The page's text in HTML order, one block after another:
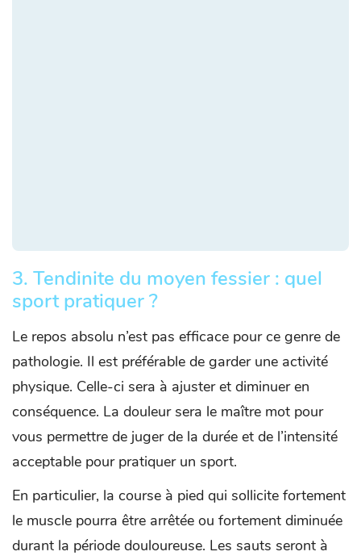
3. Tendinite du moyen fessier : quel
sport pratiquer ?
Le repos absolu n’est pas efficace pour ce genre de
pathologie. Il est préférable de garder une activité
physique. Celle-ci sera à ajuster et diminuer en
conséquence. La douleur sera le maître mot pour
vous permettre de juger de la durée et de l’intensité
acceptable pour pratiquer un sport.
En particulier, la course à pied qui sollicite fortement
le muscle pourra être arrêtée ou fortement diminuée
durant la période douloureuse. Les sauts seront à